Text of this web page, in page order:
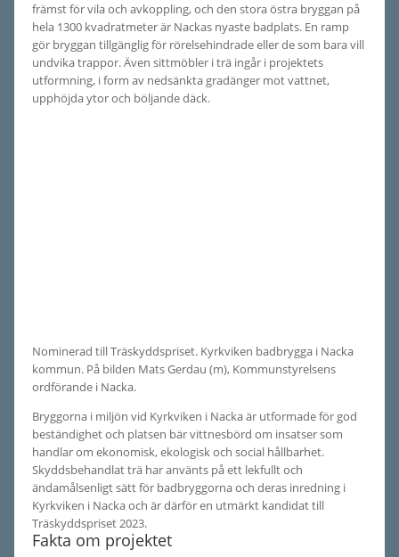
främst för vila och avkoppling, och den stora östra bryggan på
hela 1300 kvadratmeter är Nackas nyaste badplats. En ramp
gör bryggan tillgänglig för rörelsehindrade eller de som bara vill
undvika trappor. Även sittmöbler i trä ingår i projektets
utformning, i form av nedsänkta gradänger mot vattnet,
upphöjda ytor och böljande däck.
Nominerad till Träskyddspriset. Kyrkviken badbrygga i Nacka
kommun. På bilden Mats Gerdau (m), Kommunstyrelsens
ordförande i Nacka.
Bryggorna i miljön vid Kyrkviken i Nacka är utformade för god
beständighet och platsen bär vittnesbörd om insatser som
handlar om ekonomisk, ekologisk och social hållbarhet.
Skyddsbehandlat trä har använts på ett lekfullt och
ändamålsenligt sätt för badbryggorna och deras inredning i
Kyrkviken i Nacka och är därför en utmärkt kandidat till
Träskyddspriset 2023.
Fakta om projektet